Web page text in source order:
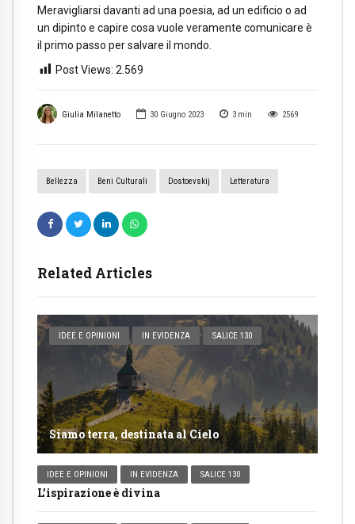
Giulia Milanetto 30 Giugno 2023 3 min 2569
Bellezza Beni Culturali Dostoevskij Letteratura
Related Articles
IDEE E OPINIONI IN EVIDENZA SALICE 130
Siamo terra, destinata al Cielo
IDEE E OPINIONI IN EVIDENZA SALICE 130
L’ispirazione è divina
Meravigliarsi davanti ad una poesia, ad un edificio o ad
un dipinto e capire cosa vuole veramente comunicare è
il primo passo per salvare il mondo.
Post Views: 2.569